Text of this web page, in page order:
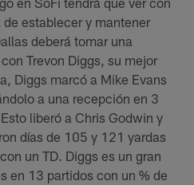
establecer y mantener
deberá tomar una
Trevon Diggs, su mejor
Diggs marcó a Mike Evans
a una recepción en 3
liberó a Chris Godwin y
días de 105 y 121 yardas
un TD. Diggs es un gran
en 13 partidos con un % de